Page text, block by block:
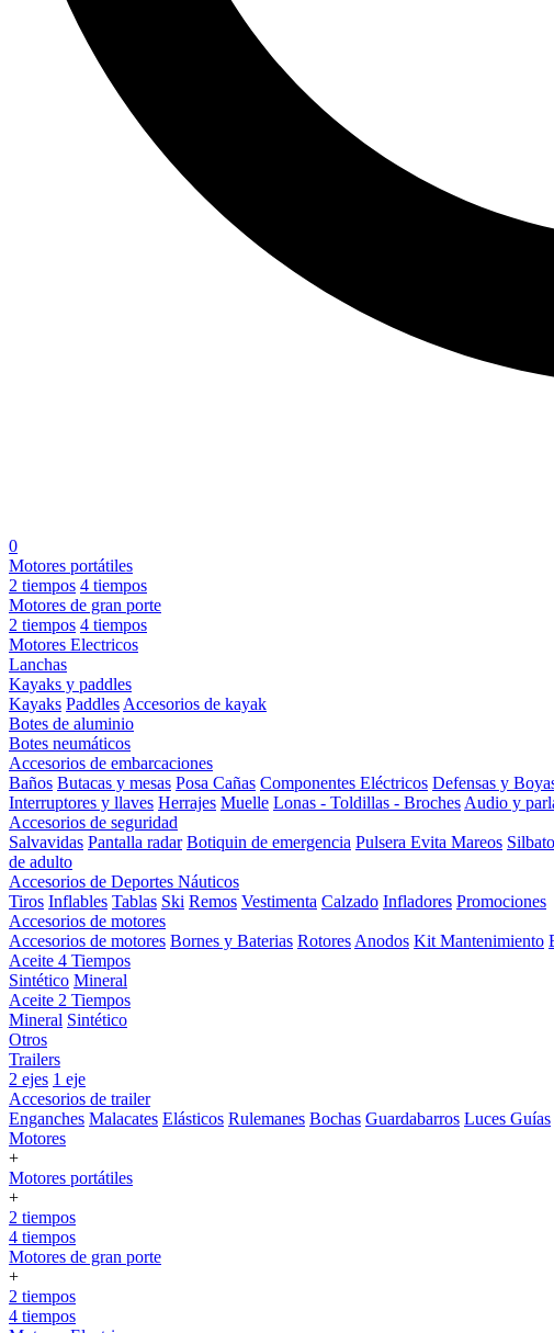
0
Motores portátiles
2 tiempos 4 tiempos
Motores de gran porte
2 tiempos 4 tiempos
Motores Electricos
Lanchas
Kayaks y paddles
Kayaks Paddles Accesorios de kayak
Botes de aluminio
Botes neumáticos
Accesorios de embarcaciones
Baños Butacas y mesas Posa Cañas Componentes Eléctricos Defensas y
Interruptores y llaves Herrajes Muelle Lonas - Toldillas - Broches Audio y
Accesorios de seguridad
Salvavidas Pantalla radar Botiquin de emergencia Pulsera Evita Mareos Silbato
de adulto
Accesorios de Deportes Náuticos
Tiros Inflables Tablas Ski Remos Vestimenta Calzado Infladores Promociones
Accesorios de motores
Accesorios de motores Bornes y Baterias Rotores Anodos Kit Mantenimiento
Aceite 4 Tiempos
Sintético Mineral
Aceite 2 Tiempos
Mineral Sintético
Otros
Trailers
2 ejes 1 eje
Accesorios de trailer
Enganches Malacates Elásticos Rulemanes Bochas Guardabarros Luces Guías
Motores
+
Motores portátiles
+
2 tiempos
4 tiempos
Motores de gran porte
+
2 tiempos
4 tiempos